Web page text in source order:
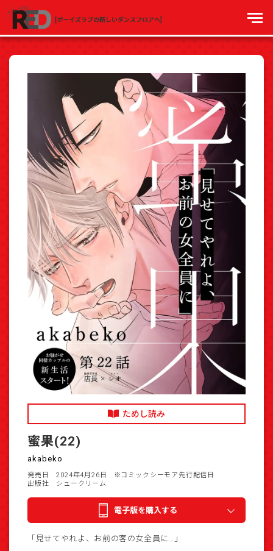
[ボーイズラブの新しいダンスフロアへ]
ためし読み
蜜果(22)
akabeko
発売日 2024年4月26日
※コミックシーモア先行配信日
出版社 シュークリーム
電子版を購入する
「見せてやれよ、お前の客の女全員に…」